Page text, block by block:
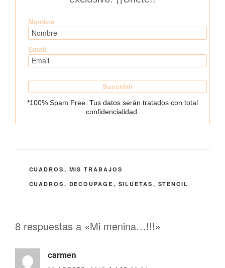
Nombre
Email
*100% Spam Free. Tus datos serán tratados con total
confidencialidad.
CATEGORÍAS
CUADROS , MIS TRABAJOS
ETIQUETAS
CUADROS , DECOUPAGE , SILUETAS , STENCIL
8 respuestas a «Mi menina…!!!»
carmen